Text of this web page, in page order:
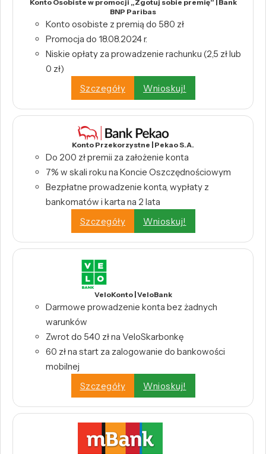
Konto Osobiste w promocji „Zgotuj sobie premię” | Bank
BNP Paribas
Konto osobiste z premią do 580 zł
Promocja do 18.08.2024 r.
Niskie opłaty za prowadzenie rachunku (2,5 zł lub
0 zł)
Szczegóły
Wnioskuj!
Konto Przekorzystne | Pekao S.A.
Do 200 zł premii za założenie konta
7% w skali roku na Koncie Oszczędnościowym
Bezpłatne prowadzenie konta, wypłaty z
bankomatów i karta na 2 lata
Szczegóły
Wnioskuj!
VeloKonto | VeloBank
Darmowe prowadzenie konta bez żadnych
warunków
Zwrot do 540 zł na VeloSkarbonkę
60 zł na start za zalogowanie do bankowości
mobilnej
Szczegóły
Wnioskuj!